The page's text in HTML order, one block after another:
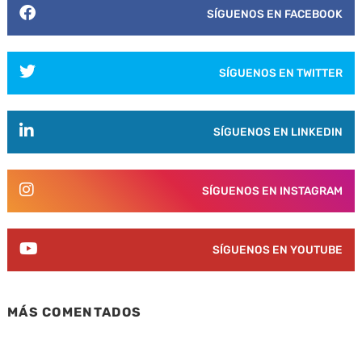
SÍGUENOS EN FACEBOOK
SÍGUENOS EN TWITTER
SÍGUENOS EN LINKEDIN
SÍGUENOS EN INSTAGRAM
SÍGUENOS EN YOUTUBE
MÁS COMENTADOS